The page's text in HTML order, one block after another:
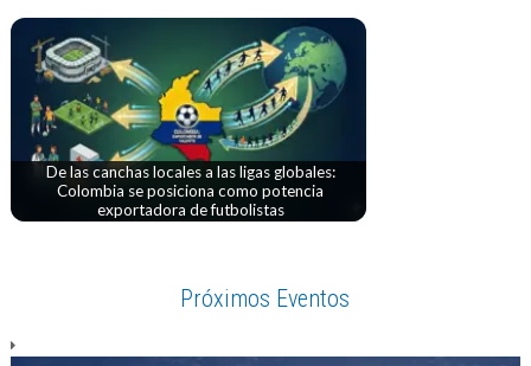
De las canchas locales a las ligas globales:
Colombia se posiciona como potencia
exportadora de futbolistas
Próximos Eventos